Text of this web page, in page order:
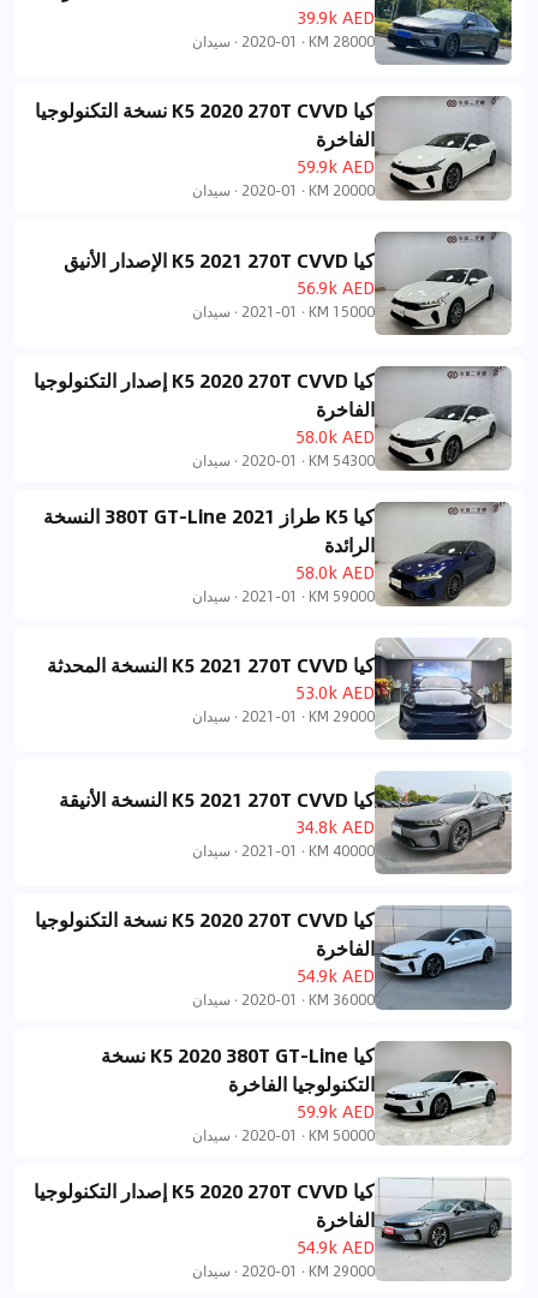
39.9k AED
28000 KM
·
2020-01
· سيدان
كيا K5 2020 270T CVVD نسخة التكنولوجيا
الفاخرة
59.9k AED
20000 KM
·
2020-01
· سيدان
كيا K5 2021 270T CVVD الإصدار الأنيق
56.9k AED
15000 KM
·
2021-01
· سيدان
كيا K5 2020 270T CVVD إصدار التكنولوجيا
الفاخرة
58.0k AED
54300 KM
·
2020-01
· سيدان
كيا K5 طراز 2021 380T GT-Line النسخة
الرائدة
58.0k AED
59000 KM
·
2021-01
· سيدان
كيا K5 2021 270T CVVD النسخة المحدثة
53.0k AED
29000 KM
·
2021-01
· سيدان
كيا K5 2021 270T CVVD النسخة الأنيقة
34.8k AED
40000 KM
·
2021-01
· سيدان
كيا K5 2020 270T CVVD نسخة التكنولوجيا
الفاخرة
54.9k AED
36000 KM
·
2020-01
· سيدان
كيا K5 2020 380T GT-Line نسخة
التكنولوجيا الفاخرة
59.9k AED
50000 KM
·
2020-01
· سيدان
كيا K5 2020 270T CVVD إصدار التكنولوجيا
الفاخرة
54.9k AED
29000 KM
·
2020-01
· سيدان